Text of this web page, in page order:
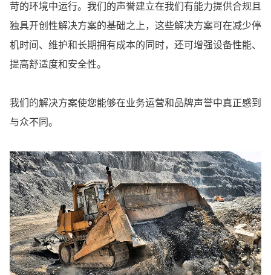
苛的环境中运行。我们的声誉建立在我们有能力提供合规且
独具开创性解决方案的基础之上，这些解决方案可在减少停
机时间、维护和长期拥有成本的同时，还可增强设备性能、
提高舒适度和安全性。
我们的解决方案使您能够在业务运营和品牌声誉中真正感到
与众不同。